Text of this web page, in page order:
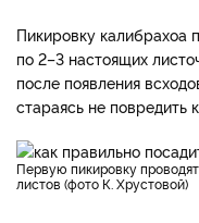
Пикировку калибрахоа
по 2–3 настоящих
после появления
стараясь не повредить
Первую пикировку проводят при появлении двух–трех настоящих
листов (фото К. Хрустовой)